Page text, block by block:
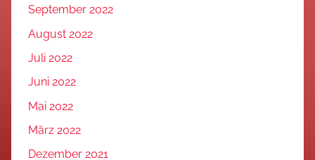
September 2022
August 2022
Juli 2022
Juni 2022
Mai 2022
März 2022
Dezember 2021